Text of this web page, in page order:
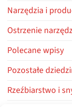
Narzędzia i
Ostrzenie
Polecane wpisy
Pozostałe
Rzeźbiarstwo i